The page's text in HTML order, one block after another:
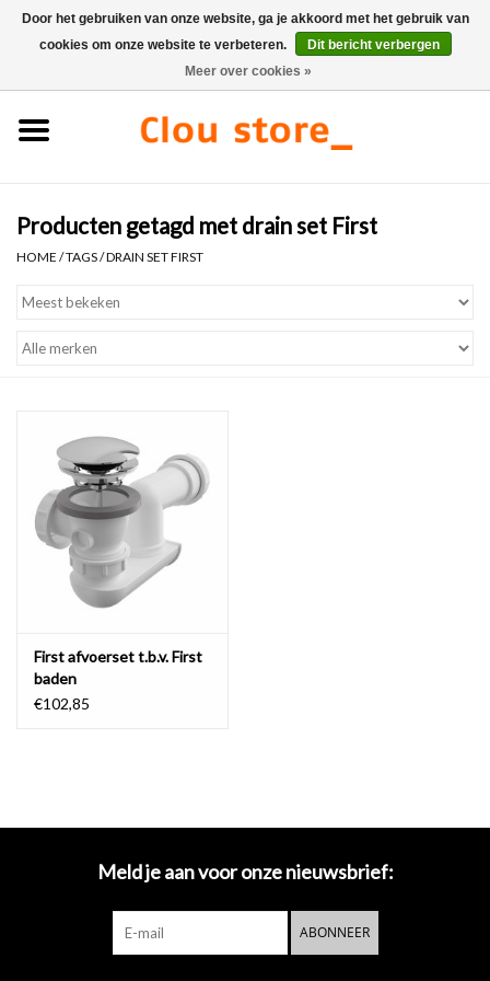
0 Artikelen - €0,00
Fonteinsets
Toiletten
Meubels
Spiegels
Badkamer accessoires
reserveonderdelen
Producten getagd met drain set First
HOME /TAGS/DRAIN SET FIRST
First afvoerset t.b.v. First
baden
€102,85
Meld je aan voor onze nieuwsbrief:
ABONNEER
Door het gebruiken van onze website, ga je akkoord met het gebruik van
cookies om onze website te verbeteren.
Dit bericht verbergen
Meer over cookies »